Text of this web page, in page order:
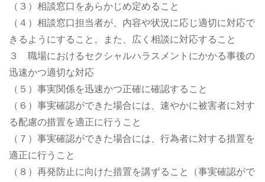
（３）相談窓口をあらかじめ定めること
（４）相談窓口担当者が、内容や状況に応じ適切に対応で
きるようにすること。また、広く相談に対応すること
３ 職場におけるセクシャルハラスメントにかかる事後の
迅速かつ適切な対応
（５）事実関係を迅速かつ正確に確認すること
（６）事実確認ができた場合には、速やかに被害者に対す
る配慮の措置を適正に行うこと
（７）事実確認ができた場合には、行為者に対する措置を
適正に行うこと
（８）再発防止に向けた措置を講ずること（事実確認がで